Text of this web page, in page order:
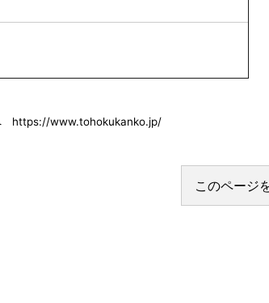
https://www.tohokukanko.jp/
このページ